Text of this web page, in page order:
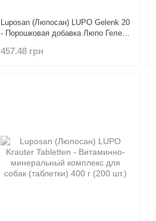
Luposan (Люпосан) LUPO Gelenk 20
- Порошковая добавка Люпо Геленк
собак 150 г
457.48 грн